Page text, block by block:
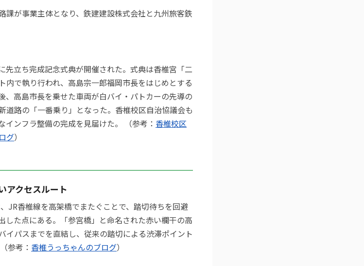
課が事業主体となり、鉄建建設株式会社と九州旅客鉄
先立ち完成記念式典が開催された。式典は香椎宮「二
内で執り行われ、高島宗一郎福岡市長をはじめとする
、高島市長を乗せた車両が白バイ・パトカーの先導の
道路の「一番乗り」となった。香椎校区自治協議会も
ンフラ整備の完成を見届けた。 （参考： 香椎校区
グ）
アクセスルート
JR香椎線を高架橋でまたぐことで、踏切待ちを回避
した点にある。「参宮橋」と命名された赤い欄干の高
イパスまでを直結し、従来の踏切による渋滞ポイント
参考： 香椎うっちゃんのブログ）